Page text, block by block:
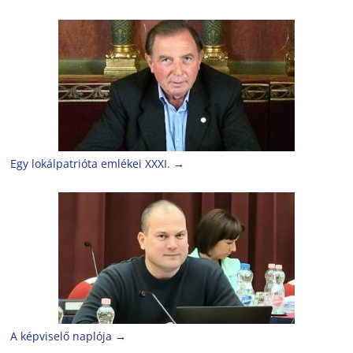
Egy lokálpatrióta emlékei XXXI. →
A képviselő naplója →